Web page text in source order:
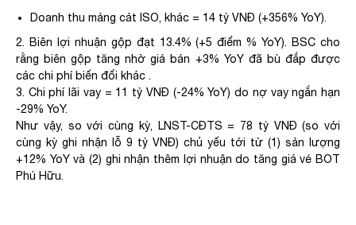
Doanh thu mảng cát ISO, khác = 14 tỷ VNĐ (+356% YoY).
2. Biên lợi nhuận gộp đạt 13.4% (+5 điểm % YoY). BSC cho
rằng biên gộp tăng nhờ giá bán +3% YoY đã bù đắp được
các chi phí biến đổi khác .
3. Chi phí lãi vay = 11 tỷ VNĐ (-24% YoY) do nợ vay ngắn hạn
-29% YoY.
Như vậy, so với cùng kỳ, LNST-CĐTS = 78 tỷ VNĐ (so với
cùng kỳ ghi nhận lỗ 9 tỷ VNĐ) chủ yếu tới từ (1) sản lượng
+12% YoY và (2) ghi nhận thêm lợi nhuận do tăng giá vé BOT
Phú Hữu.